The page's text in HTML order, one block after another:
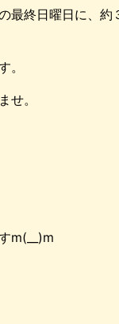
最終日曜日に、
。
せ。
m(__)m